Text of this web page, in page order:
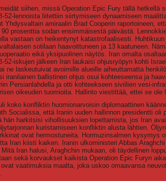
siihen, missä Operation Epic Fury tällä hetkellä
52-lennoista liitettiin siirtymiseen dynaamiseen
Yhdysvaltain amiraalin Brad Cooperin raportoineen,
90 prosenttia sodan ensimmäisestä päivästä.
vastaan on heikentynyt katastrofaalisesti.
sotilaan haavoittuneen ja 13 kaatuneen.
eikä yksipuolinen näytös. Iran omalta
52-iskujen jälkeen Iran laukaisi ohjusryöpyn kohti
ne laskeutuivat avoimille alueille aiheuttamatta
iranilainen ballistinen ohjus osui kohteeseensa ja
Persianlahdella ja otti kohteekseen siviilien vesi-
oikeuden tuomioita. Hallinto viestittää, ettei se
koko konfliktin huomionarvoisin diplomaattinen
Socialissa, että Iranin uuden hallinnon presidentti
hän harkitsisi vihollisuuksien lopettamista, jos Iran
kuristamiseen konfliktin alusta lähtien.
ovat hermostuneita. Hormuzinsalmen kysymys
Iran kiisti kaiken. Iranin ulkoministeri Abbas
Iran halusi, Araghchin mukaan, oli täydellinen
sekä korvaukset kaikista Operation Epic Furyn
vaatimuksia maalta, joka uskoo omaavansa